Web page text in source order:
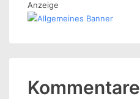
Anzeige
Kommentare